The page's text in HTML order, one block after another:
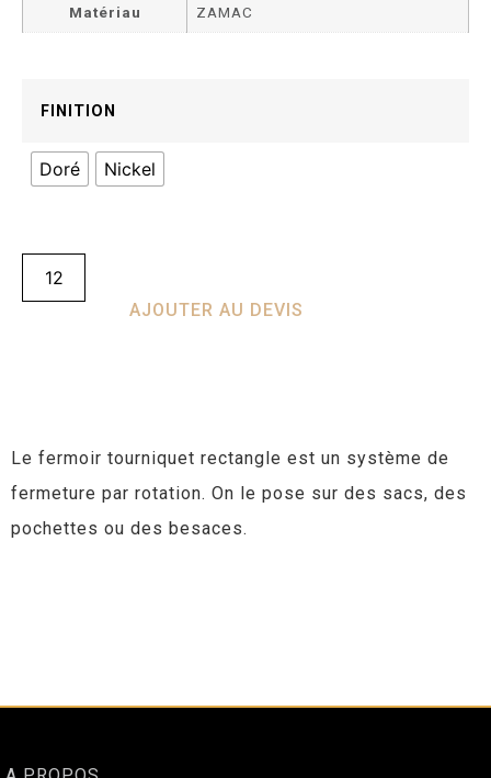
Matériau ZAMAC
FINITION
Doré Nickel
AJOUTER AU DEVIS
Le fermoir tourniquet rectangle est un système de
fermeture par rotation. On le pose sur des sacs, des
pochettes ou des besaces.